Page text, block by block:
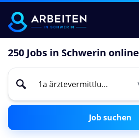
250 Jobs in Schwerin online
Job suchen